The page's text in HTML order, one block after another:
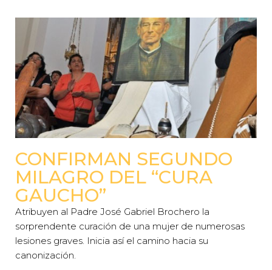
CONFIRMAN SEGUNDO
MILAGRO DEL “CURA
GAUCHO”
Atribuyen al Padre José Gabriel Brochero la
sorprendente curación de una mujer de numerosas
lesiones graves. Inicia así el camino hacia su
canonización.